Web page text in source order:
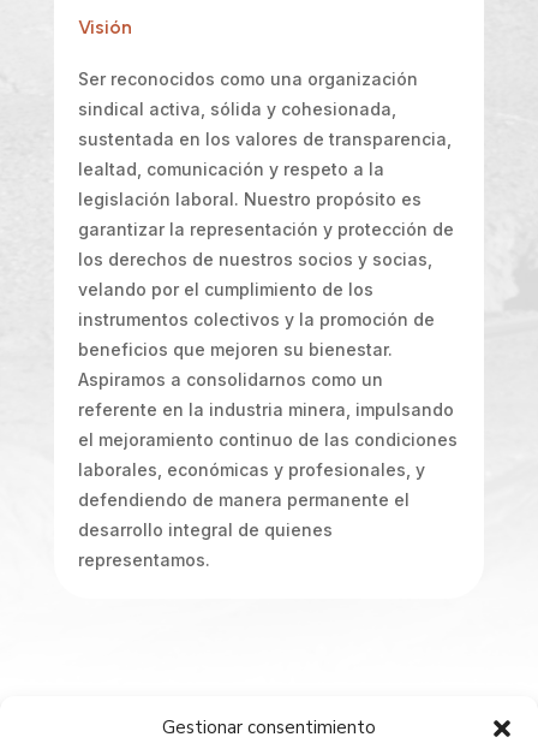
Gestionar consentimiento
Visión
Ser reconocidos como una organización
sindical activa, sólida y cohesionada,
sustentada en los valores de transparencia,
lealtad, comunicación y respeto a la
legislación laboral. Nuestro propósito es
garantizar la representación y protección de
los derechos de nuestros socios y socias,
velando por el cumplimiento de los
instrumentos colectivos y la promoción de
beneficios que mejoren su bienestar.
Aspiramos a consolidarnos como un
referente en la industria minera, impulsando
el mejoramiento continuo de las condiciones
laborales, económicas y profesionales, y
defendiendo de manera permanente el
desarrollo integral de quienes
representamos.